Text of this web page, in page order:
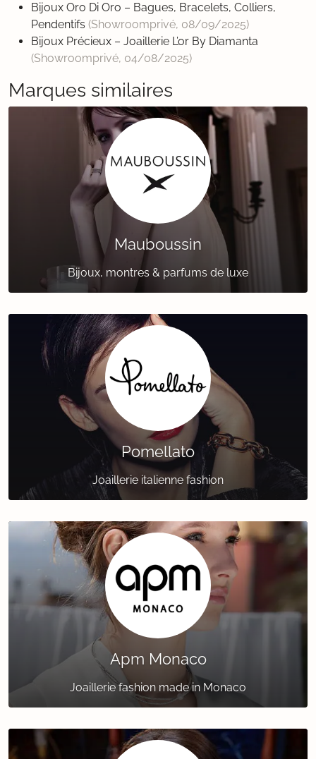
Bijoux Oro Di Oro – Bagues, Bracelets, Colliers,
Pendentifs (Showroomprivé, 08/09/2025)
Bijoux Précieux – Joaillerie L’or By Diamanta
(Showroomprivé, 04/08/2025)
Marques similaires
Mauboussin
Bijoux, montres & parfums de luxe
Pomellato
Joaillerie italienne fashion
Apm Monaco
Joaillerie fashion made in Monaco